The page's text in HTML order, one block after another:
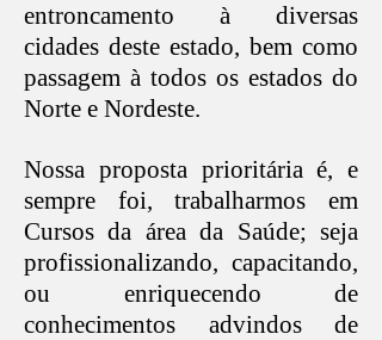
entroncamento à diversas
cidades deste estado, bem como
passagem à todos os estados do
Norte e Nordeste.
Nossa proposta prioritária é, e
sempre foi, trabalharmos em
Cursos da área da Saúde; seja
profissionalizando, capacitando,
ou enriquecendo de
conhecimentos advindos de